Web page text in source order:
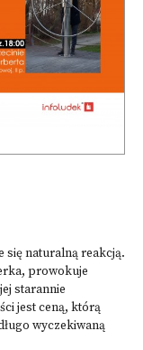
się naturalną reakcją.
prowokuje
starannie
jest ceną, którą
wyczekiwaną